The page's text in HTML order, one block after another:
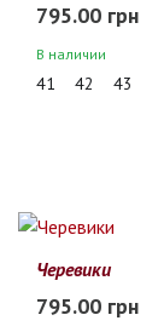
795.00 грн
В наличии
41 42 43
Черевики
795.00 грн